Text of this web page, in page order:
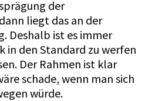
der
liegt das an der
Deshalb ist es immer
in den Standard zu werfen
Der Rahmen ist klar
schade, wenn man sich
würde.